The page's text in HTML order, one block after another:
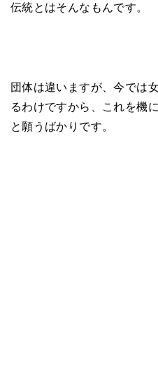
伝統とはそんなもんです。
団体は違いますが、今では
るわけですから、これを機
と願うばかりです。